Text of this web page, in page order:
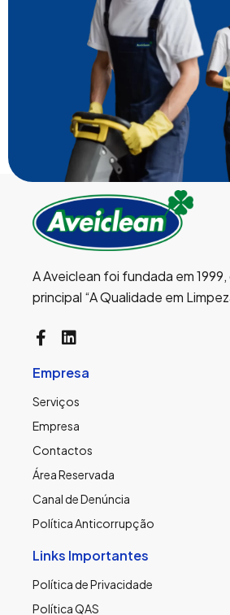
A Aveiclean foi fundada em 1999,
principal “A Qualidade em
Empresa
Serviços
Empresa
Contactos
Área Reservada
Canal de Denúncia
Política Anticorrupção
Links Importantes
Política de Privacidade
Política QAS